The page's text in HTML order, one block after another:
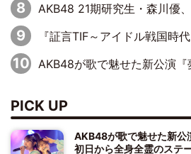
AKB48 21期研究生・森川優、可
『証言TIF～アイドル戦国時代とはなんだったのか～』第10回：さくら学院・武藤彩未×飯田らうら「正直、
AKB48が歌で魅せた新公演『夢のポップスター
PICK UP
AKB48が歌で魅せた新
初日から全身全霊のステ